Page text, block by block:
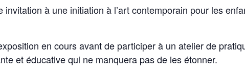
à une initiation à l’art contemporain pour les
en cours avant de participer à un atelier de
et éducative qui ne manquera pas de les étonner.